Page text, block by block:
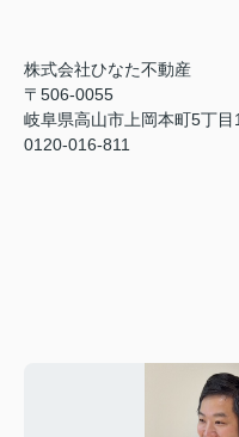
株式会社ひなた不動産
〒506-0055
岐阜県高山市上岡本町5丁目
0120-016-811